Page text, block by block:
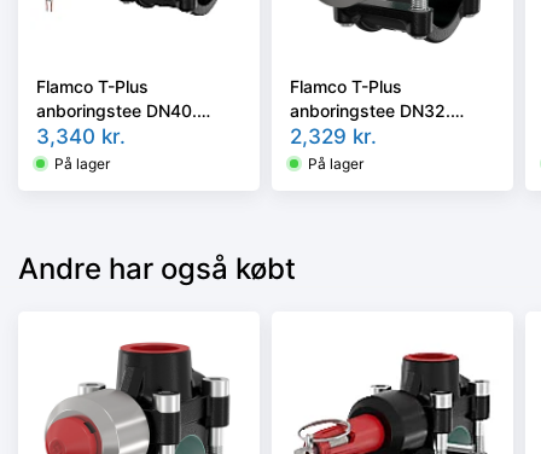
Flamco T-Plus
anboringstee DN40.
1.1/2'', sort coated. 25
bar
3,340 kr.
På lager
Flamco T-Plus
anboringstee DN32.
1.1/4'', sort coated. 25
bar
2,329 kr.
På lager
Andre har også købt